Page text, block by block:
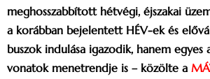
meghosszabbított hétvégi, éjszakai
a korábban bejelentett HÉV-ek és
buszok indulása igazodik, hanem egyes
vonatok menetrendje is – közölte a